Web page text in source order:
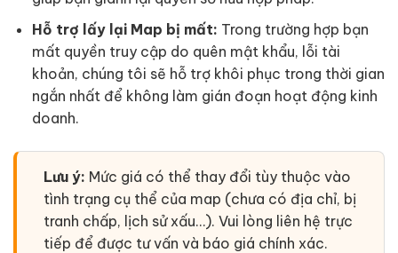
Hỗ trợ lấy lại Map bị mất: Trong trường hợp bạn
mất quyền truy cập do quên mật khẩu, lỗi tài
khoản, chúng tôi sẽ hỗ trợ khôi phục trong thời gian
ngắn nhất để không làm gián đoạn hoạt động kinh
doanh.
Lưu ý: Mức giá có thể thay đổi tùy thuộc vào
tình trạng cụ thể của map (chưa có địa chỉ, bị
tranh chấp, lịch sử xấu…). Vui lòng liên hệ trực
tiếp để được tư vấn và báo giá chính xác.